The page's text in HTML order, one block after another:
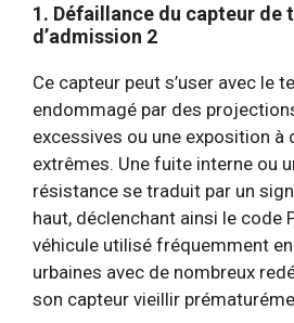
1. Défaillance du capteur de
d’admission 2
Ce capteur peut s’user avec le
endommagé par des
excessives ou une exposition à
extrêmes. Une fuite interne ou
résistance se traduit par un
haut, déclenchant ainsi le code
véhicule utilisé fréquemment
urbaines avec de nombreux
son capteur vieillir